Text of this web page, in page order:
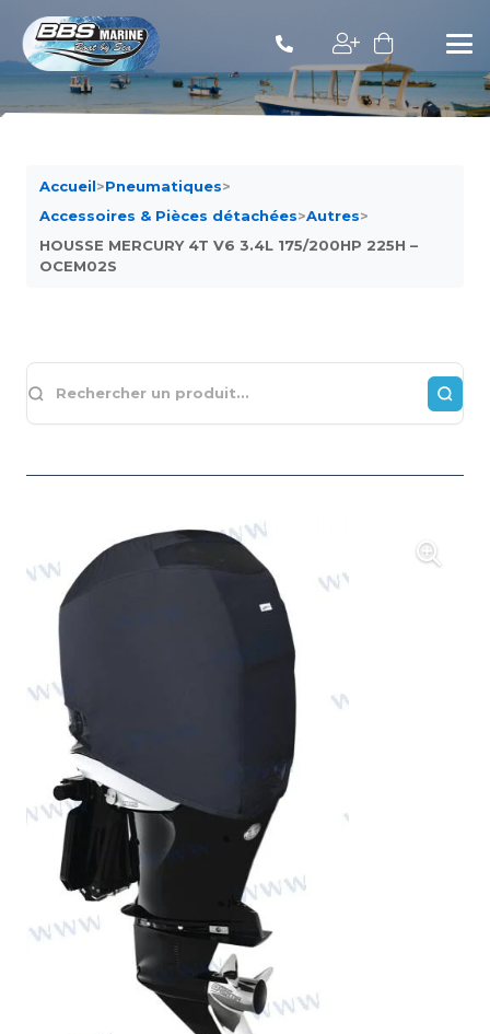
Accueil>Pneumatiques>
Accessoires & Pièces détachées>Autres>
HOUSSE MERCURY 4T V6 3.4L 175/200HP 225H –
OCEM02S